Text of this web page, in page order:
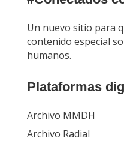
Un nuevo sitio para
contenido especial
humanos.
Plataformas
Archivo MMDH
Archivo Radial